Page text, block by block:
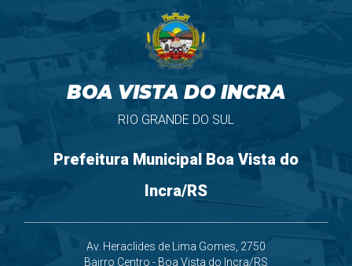
BOA VISTA DO INCRA
RIO GRANDE DO SUL
Prefeitura Municipal Boa Vista do
Incra/RS
CEP: 98120-000
Telefone: (55) 3197-0063